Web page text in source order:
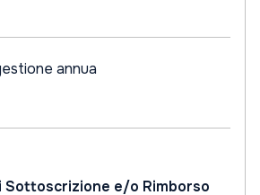
annua
Sottoscrizione e/o Rimborso